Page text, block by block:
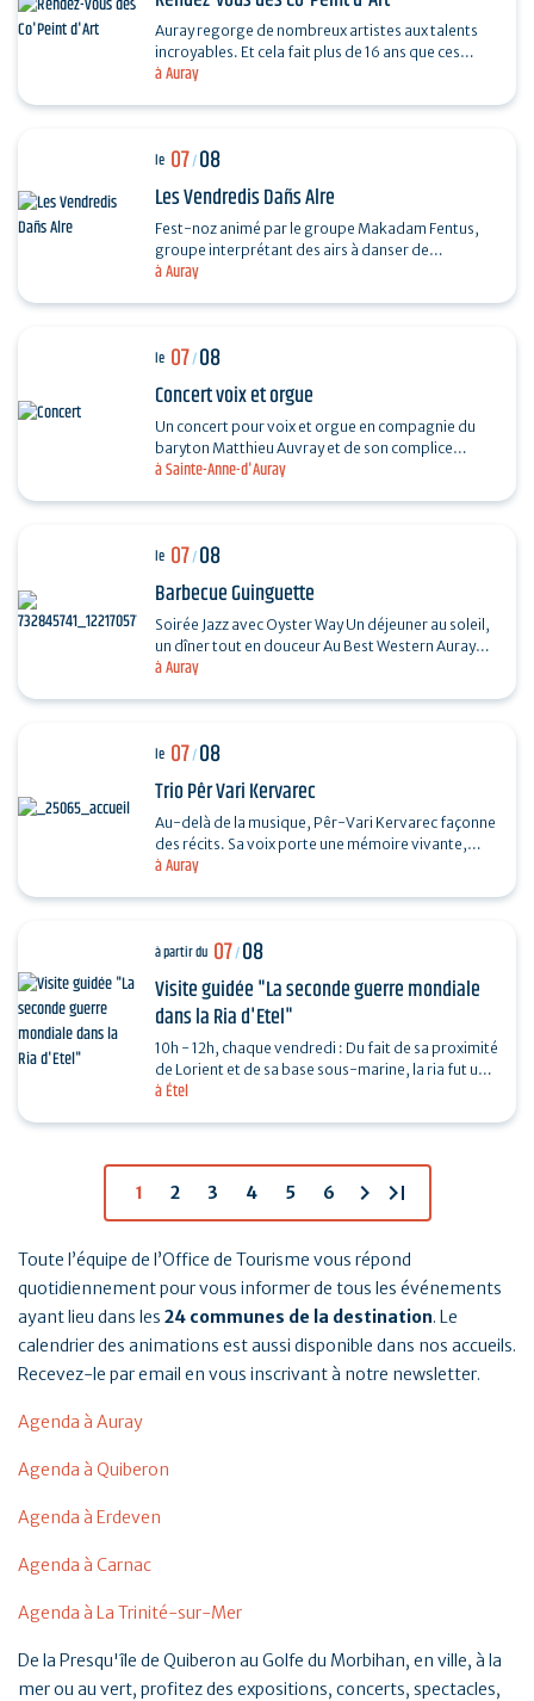
à Auray
Auray regorge de nombreux artistes aux talents
incroyables. Et cela fait plus de 16 ans que ces
derniers se réunissent tous les étés. Pour
à Auray
le 07/08
Les Vendredis Dañs Alre
Fest-noz animé par le groupe Makadam Fentus,
groupe interprétant des airs à danser de
Bretagne. Il propose des airs et des chants issus de
à Sainte-Anne-d'Auray
le 07/08
Concert voix et orgue
Un concert pour voix et orgue en compagnie du
baryton Matthieu Auvray et de son complice
Antoine Joly aux claviers, pour un moment
à Auray
le 07/08
Barbecue Guinguette
Soirée Jazz avec Oyster Way Un déjeuner au soleil,
un dîner tout en douceur Au Best Western Auray
Hôtel du Loch, la terrasse du restaurant La
à Auray
le 07/08
Trio Pêr Vari Kervarec
Au-delà de la musique, Pêr-Vari Kervarec façonne
des récits. Sa voix porte une mémoire vivante,
enracinée dans l’âme collective, où chaque mot…
à Étel
à partir du 07/08
Visite guidée "La seconde guerre mondiale
dans la Ria d'Etel"
10h - 12h, chaque vendredi : Du fait de sa proximité
de Lorient et de sa base sous-marine, la ria fut un
enjeu important de la seconde guerre mondiale.…
1 2 3 4 5 6 chevron_right last_page
Toute l’équipe de l’Office de Tourisme vous répond
quotidiennement pour vous informer de tous les événements
ayant lieu dans les 24 communes de la destination. Le
calendrier des animations est aussi disponible dans nos accueils.
Recevez-le par email en vous inscrivant à notre newsletter.
Agenda à Auray
Agenda à Quiberon
Agenda à Erdeven
Agenda à Carnac
Agenda à La Trinité-sur-Mer
De la Presqu'île de Quiberon au Golfe du Morbihan, en ville, à la
mer ou au vert, profitez des expositions, concerts, spectacles,